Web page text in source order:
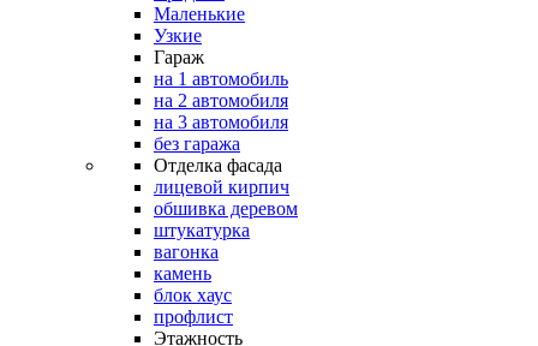
Маленькие
Узкие
Гараж
на 1 автомобиль
на 2 автомобиля
на 3 автомобиля
без гаража
Отделка фасада
лицевой кирпич
обшивка деревом
штукатурка
вагонка
камень
блок хаус
профлист
Этажность